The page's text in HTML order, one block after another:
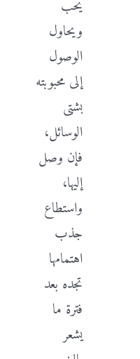
يحب
ويحاول
الوصول
إلى محبوبته
بشتى
الوسائل،
فإن وصل
إليها،
واستطاع
جذب
اهتمامها
تجده بعد
فترة ما
يشعر